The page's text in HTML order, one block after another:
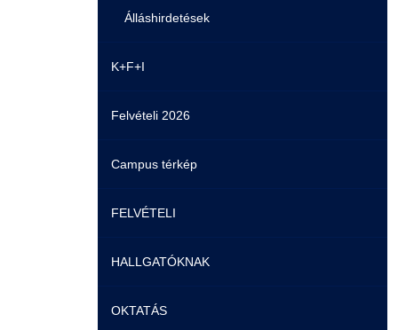
Álláshirdetések
K+F+I
Felvételi 2026
Campus térkép
FELVÉTELI
Pontozási rendszer szabályai
Felvetteknek
HALLGATÓKNAK
Képzéseink
OKTATÁS